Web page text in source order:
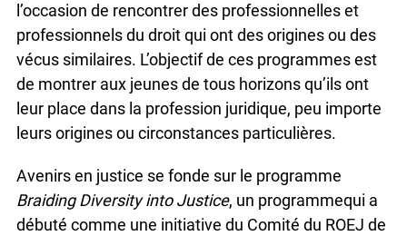
l’occasion de rencontrer des professionnelles et
professionnels du droit qui ont des origines ou des
vécus similaires. L’objectif de ces programmes est
de montrer aux jeunes de tous horizons qu’ils ont
leur place dans la profession juridique, peu importe
leurs origines ou circonstances particulières.
Avenirs en justice se fonde sur le programme
Braiding Diversity into Justice, un programmequi a
débuté comme une initiative du Comité du ROEJ de